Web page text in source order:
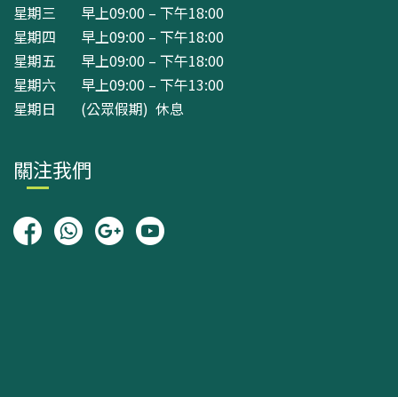
星期三 早上09:00 – 下午18:00
星期四 早上09:00 – 下午18:00
星期五 早上09:00 – 下午18:00
星期六 早上09:00 – 下午13:00
星期日 (公眾假期) 休息
關注我們